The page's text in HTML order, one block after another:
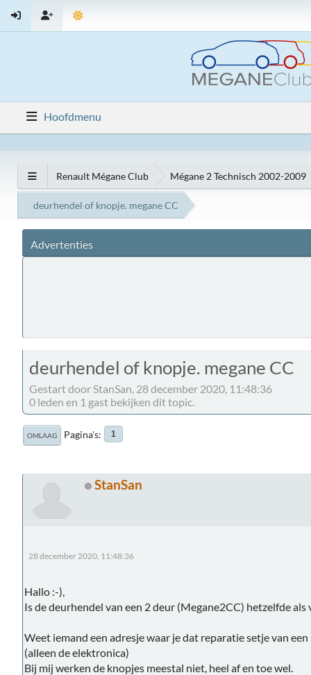
Hoofdmenu
Renault Mégane Club Mégane 2 Technisch 2002-2009
deurhendel of knopje. megane CC
Advertenties
deurhendel of knopje. megane CC
Gestart door StanSan, 28 december 2020, 11:48:36
0 leden en 1 gast bekijken dit topic.
OMLAAG Pagina's 1
StanSan
28 december 2020, 11:48:36
Hallo :-),
Is de deurhendel van een 2 deur (Megane2CC) hetzelfde als
Weet iemand een adresje waar je dat reparatie setje van
(alleen de elektronica)
Bij mij werken de knopjes meestal niet, heel af en toe wel.